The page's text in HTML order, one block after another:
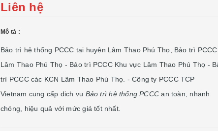
Liên hệ
Mô tả :
Bảo trì hệ thống PCCC tại huyện Lâm Thao Phú Thọ, Bảo trì
Lâm Thao Phú Thọ - Bảo trì PCCC Khu vực Lâm Thao Phú Thọ -
trì PCCC các KCN Lâm Thao Phú Thọ. - Công ty PCCC TCP
Vietnam cung cấp dịch vụ Bảo trì hệ thống PCCC an toàn, nhanh
chóng, hiệu quả với mức giá tốt nhất.